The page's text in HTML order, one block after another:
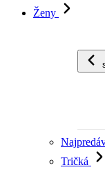
Ženy
Tričká